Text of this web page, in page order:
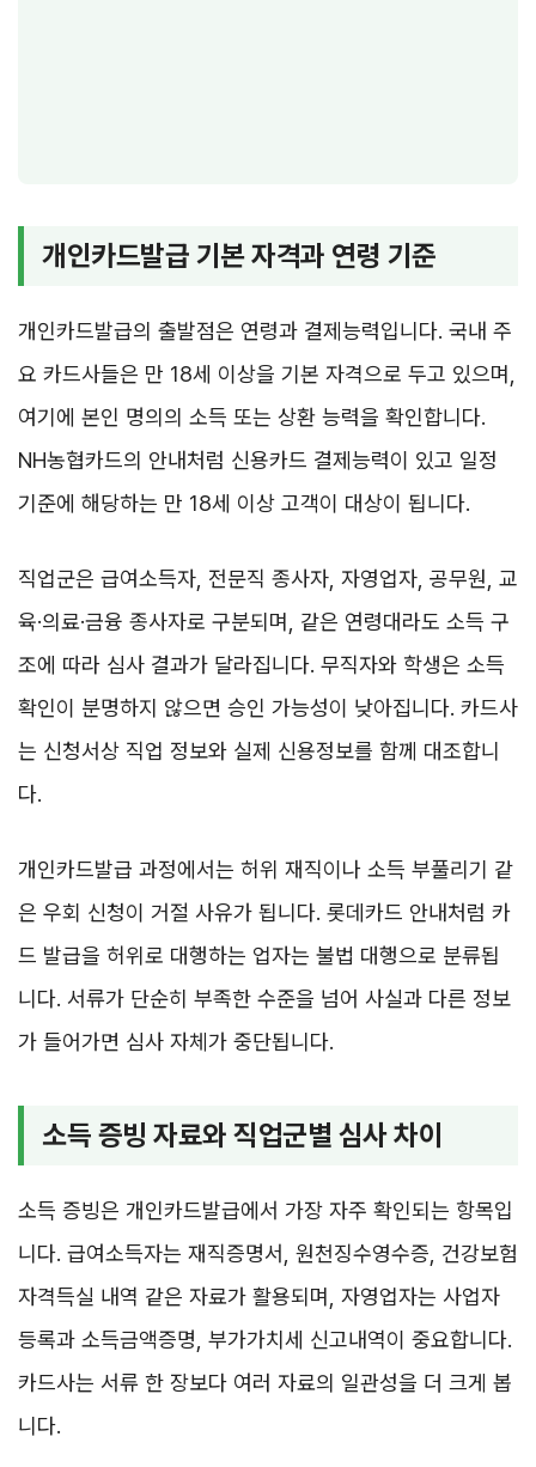
개인카드발급 기본 자격과 연령 기준
개인카드발급의 출발점은 연령과 결제능력입니다. 국내 주
요 카드사들은 만 18세 이상을 기본 자격으로 두고 있으며,
여기에 본인 명의의 소득 또는 상환 능력을 확인합니다.
NH농협카드의 안내처럼 신용카드 결제능력이 있고 일정
기준에 해당하는 만 18세 이상 고객이 대상이 됩니다.
직업군은 급여소득자, 전문직 종사자, 자영업자, 공무원, 교
육·의료·금융 종사자로 구분되며, 같은 연령대라도 소득 구
조에 따라 심사 결과가 달라집니다. 무직자와 학생은 소득
확인이 분명하지 않으면 승인 가능성이 낮아집니다. 카드사
는 신청서상 직업 정보와 실제 신용정보를 함께 대조합니
다.
개인카드발급 과정에서는 허위 재직이나 소득 부풀리기 같
은 우회 신청이 거절 사유가 됩니다. 롯데카드 안내처럼 카
드 발급을 허위로 대행하는 업자는 불법 대행으로 분류됩
니다. 서류가 단순히 부족한 수준을 넘어 사실과 다른 정보
가 들어가면 심사 자체가 중단됩니다.
소득 증빙 자료와 직업군별 심사 차이
소득 증빙은 개인카드발급에서 가장 자주 확인되는 항목입
니다. 급여소득자는 재직증명서, 원천징수영수증, 건강보험
자격득실 내역 같은 자료가 활용되며, 자영업자는 사업자
등록과 소득금액증명, 부가가치세 신고내역이 중요합니다.
카드사는 서류 한 장보다 여러 자료의 일관성을 더 크게 봅
니다.